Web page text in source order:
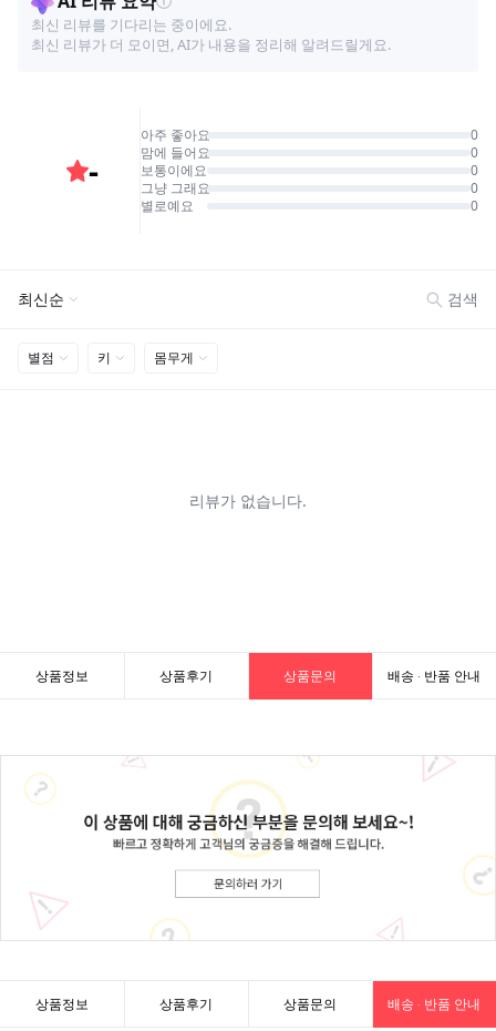
상품정보 상품후기 상품문의 배송 · 반품 안내
상품정보 상품후기 상품문의 배송 · 반품 안내